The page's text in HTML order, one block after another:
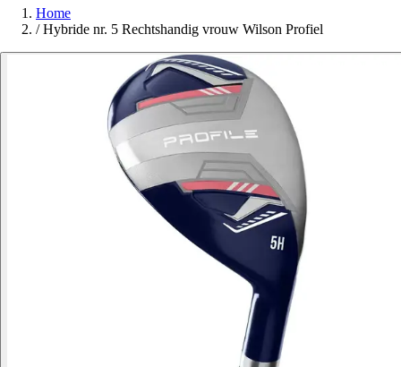
Home
/ Hybride nr. 5 Rechtshandig vrouw Wilson Profiel